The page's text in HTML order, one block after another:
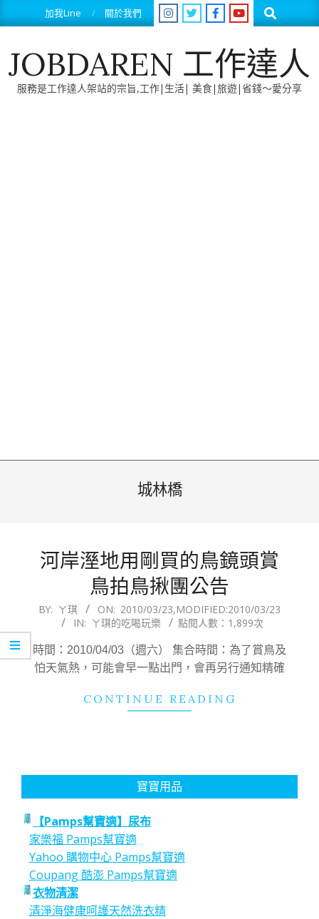
to
加我Line 關於我們 Search
JOBDAREN 工作達人
服務是工作達人架站的宗旨,工作|生活| 美食|旅遊|省錢～愛分享
城林橋
河岸溼地用剛買的鳥鏡頭賞
鳥拍鳥揪團公告
2010-
23
BY: ㄚ琪 ON: 2010/03/23,MODIFIED:2010/03/23
IN: ㄚ琪的吃喝玩樂 點閱人數：1,899次
時間：2010/04/03（週六） 集合時間：為了賞鳥及
怕天氣熱，可能會早一點出門，會再另行通知精確
CONTINUE READING
寶寶用品
【Pamps幫寶適】尿布
家樂福 Pamps幫寶適
Yahoo 購物中心 Pamps幫寶適
Coupang 酷澎 Pamps幫寶適
衣物清潔
清淨海健康呵護天然洗衣精